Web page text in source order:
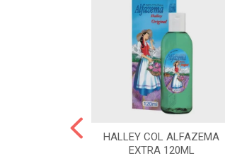
HALLEY COL ALFAZEMA
EXTRA 120ML